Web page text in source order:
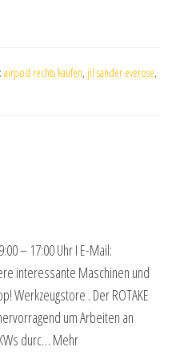
airpod rechts kaufen, jil sander everose,
– 17:00 Uhr I E-Mail:
interessante Maschinen und
Werkzeugstore . Der ROTAKE
um Arbeiten an
durc… Mehr